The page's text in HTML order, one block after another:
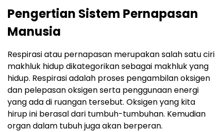
Pengertian Sistem Pernapasan
Manusia
Respirasi atau pernapasan merupakan salah satu ciri
makhluk hidup dikategorikan sebagai makhluk yang
hidup. Respirasi adalah proses pengambilan oksigen
dan pelepasan oksigen serta penggunaan energi
yang ada di ruangan tersebut. Oksigen yang kita
hirup ini berasal dari tumbuh-tumbuhan. Kemudian
organ dalam tubuh juga akan berperan.